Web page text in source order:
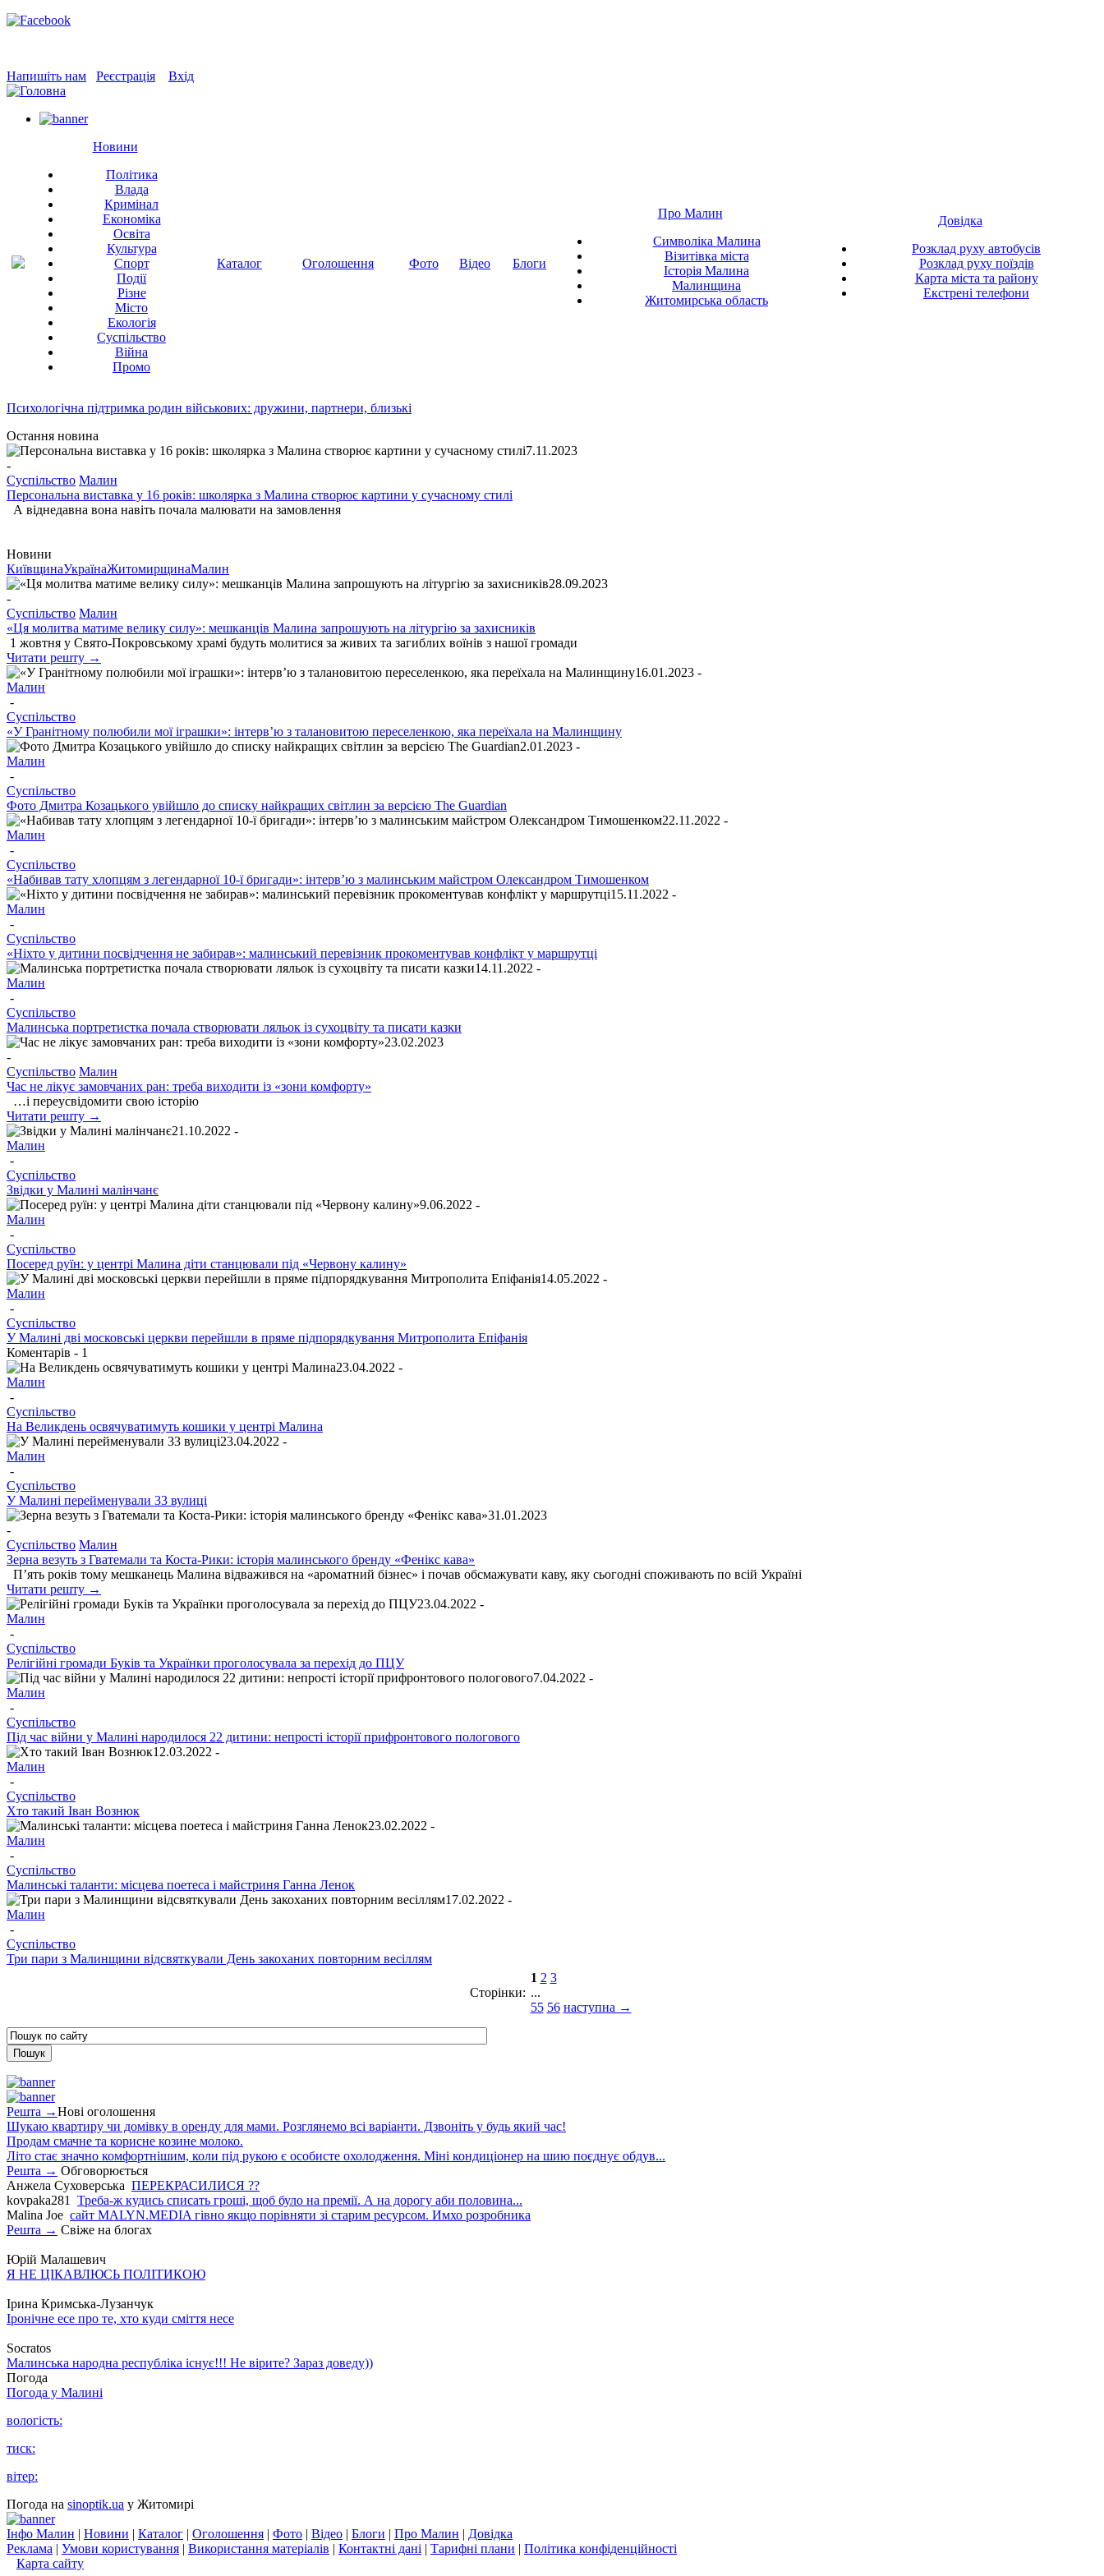
Напишіть нам Реєстрація Вхід
Новини
Політика
Влада
Кримінал
Економіка
Освіта
Культура
Спорт
Події
Різне
Місто
Екологія
Суспільство
Війна
Промо
Каталог Оголошення Фото Відео Блоги
Про Малин
Символіка Малина
Візитівка міста
Історія Малина
Малинщина
Житомирська область
Довідка
Розклад руху автобусів
Розклад руху поїздів
Карта міста та району
Екстрені телефони
Психологічна підтримка родин військових: дружини, партнери, близькі
Остання новина
7.11.2023
-
Суспільство Малин
Персональна виставка у 16 років: школярка з Малина створює картини у сучасному стилі
А віднедавна вона навіть почала малювати на замовлення
Новини
КиївщинаУкраїнаЖитомирщинаМалин
28.09.2023
-
Суспільство Малин
«Ця молитва матиме велику силу»: мешканців Малина запрошують на літургію за захисників
1 жовтня у Свято-Покровському храмі будуть молитися за живих та загиблих воїнів з нашої громади
Читати решту →
16.01.2023 -
Малин
-
Суспільство
«У Гранітному полюбили мої іграшки»: інтерв’ю з талановитою переселенкою, яка переїхала на Малинщину
2.01.2023 -
Малин
-
Суспільство
Фото Дмитра Козацького увійшло до списку найкращих світлин за версією The Guardian
22.11.2022 -
Малин
-
Суспільство
«Набивав тату хлопцям з легендарної 10-ї бригади»: інтерв’ю з малинським майстром Олександром Тимошенком
15.11.2022 -
Малин
-
Суспільство
«Ніхто у дитини посвідчення не забирав»: малинський перевізник прокоментував конфлікт у маршрутці
14.11.2022 -
Малин
-
Суспільство
Малинська портретистка почала створювати ляльок із сухоцвіту та писати казки
23.02.2023
-
Суспільство Малин
Час не лікує замовчаних ран: треба виходити із «зони комфорту»
…і переусвідомити свою історію
Читати решту →
21.10.2022 -
Малин
-
Суспільство
Звідки у Малині малінчанє
9.06.2022 -
Малин
-
Суспільство
Посеред руїн: у центрі Малина діти станцювали під «Червону калину»
14.05.2022 -
Малин
-
Суспільство
У Малині дві московські церкви перейшли в пряме підпорядкування Митрополита Епіфанія
Коментарів - 1
23.04.2022 -
Малин
-
Суспільство
На Великдень освячуватимуть кошики у центрі Малина
23.04.2022 -
Малин
-
Суспільство
У Малині перейменували 33 вулиці
31.01.2023
-
Суспільство Малин
Зерна везуть з Гватемали та Коста-Рики: історія малинського бренду «Фенікс кава»
П’ять років тому мешканець Малина відважився на «ароматний бізнес» і почав обсмажувати каву, яку сьогодні споживають по всій Україні
Читати решту →
23.04.2022 -
Малин
-
Суспільство
Релігійні громади Буків та Українки проголосувала за перехід до ПЦУ
7.04.2022 -
Малин
-
Суспільство
Під час війни у Малині народилося 22 дитини: непрості історії прифронтового пологового
12.03.2022 -
Малин
-
Суспільство
Хто такий Іван Вознюк
23.02.2022 -
Малин
-
Суспільство
Малинські таланти: місцева поетеса і майстриня Ганна Ленок
17.02.2022 -
Малин
-
Суспільство
Три пари з Малинщини відсвяткували День закоханих повторним весіллям
Сторінки:
1 2 3
...
55 56 наступна →
Решта →Нові оголошення
Шукаю квартиру чи домівку в оренду для мами. Розглянемо всі варіанти. Дзвоніть у будь який час!
Продам смачне та корисне козине молоко.
Літо стає значно комфортнішим, коли під рукою є особисте охолодження. Міні кондиціонер на шию поєднує обдув...
Решта → Обговорюється
Анжела Суховерська ПЕРЕКРАСИЛИСЯ ??
kovpaka281
Треба-ж кудись списать гроші, щоб було на премії. А на дорогу аби половина...
Malina Joe сайт MALYN.MEDIA гiвно якщо порiвняти зi старим ресурсом. Имхо розробника
Решта → Свіже на блогах
Юрій Малашевич
Я НЕ ЦІКАВЛЮСЬ ПОЛІТИКОЮ
Ірина Кримська-Лузанчук
Іронічне есе про те, хто куди сміття несе
Socratos
Малинська народна республіка існує!!! Не вірите? Зараз доведу))
Погода
Погода у Малині
вологість:
тиск:
вітер:
Погода на sinoptik.ua у Житомирі
Інфо Малин | Новини | Каталог | Оголошення | Фото | Відео | Блоги | Про Малин | Довідка
Реклама | Умови користування | Використання матеріалів | Контактні дані | Тарифні плани | Політика конфіденційності
Карта сайту